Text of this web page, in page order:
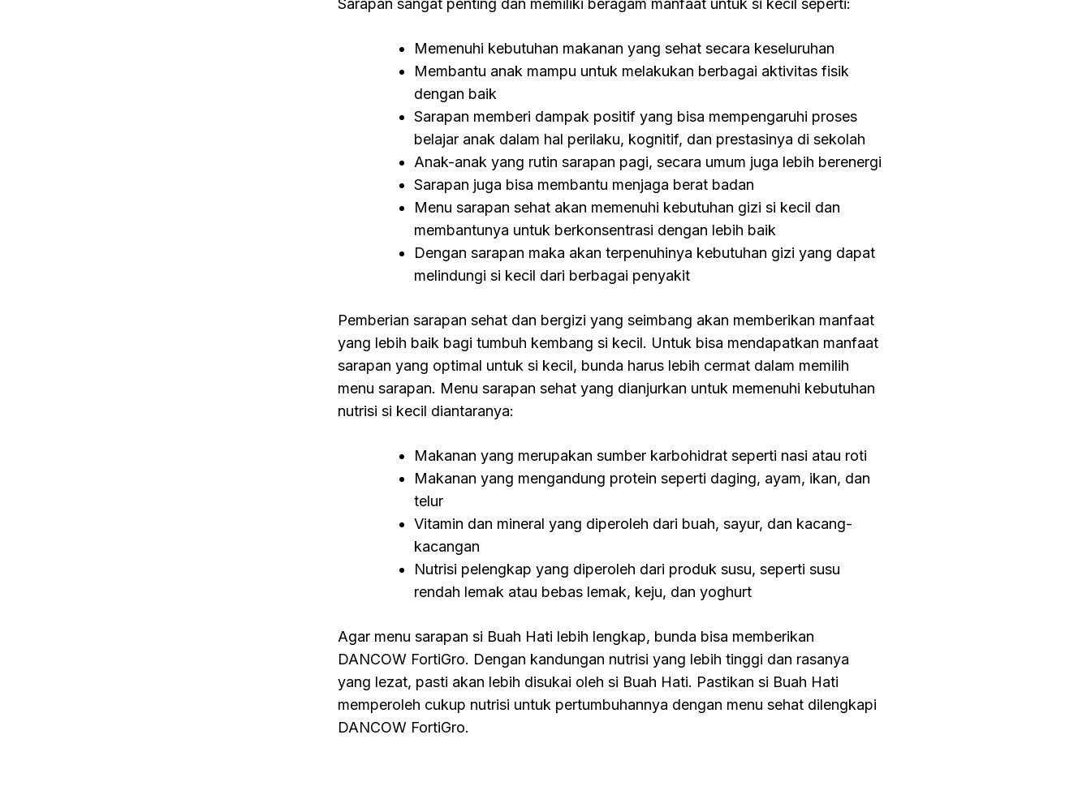
Sarapan sangat penting dan memiliki beragam manfaat untuk si kecil seperti:
Memenuhi kebutuhan makanan yang sehat secara keseluruhan
Membantu anak mampu untuk melakukan berbagai aktivitas fisik
dengan baik
Sarapan memberi dampak positif yang bisa mempengaruhi proses
belajar anak dalam hal perilaku, kognitif, dan prestasinya di sekolah
Anak-anak yang rutin sarapan pagi, secara umum juga lebih berenergi
Sarapan juga bisa membantu menjaga berat badan
Menu sarapan sehat akan memenuhi kebutuhan gizi si kecil dan
membantunya untuk berkonsentrasi dengan lebih baik
Dengan sarapan maka akan terpenuhinya kebutuhan gizi yang dapat
melindungi si kecil dari berbagai penyakit
Pemberian sarapan sehat dan bergizi yang seimbang akan memberikan manfaat
yang lebih baik bagi tumbuh kembang si kecil. Untuk bisa mendapatkan manfaat
sarapan yang optimal untuk si kecil, bunda harus lebih cermat dalam memilih
menu sarapan. Menu sarapan sehat yang dianjurkan untuk memenuhi kebutuhan
nutrisi si kecil diantaranya:
Makanan yang merupakan sumber karbohidrat seperti nasi atau roti
Makanan yang mengandung protein seperti daging, ayam, ikan, dan
telur
Vitamin dan mineral yang diperoleh dari buah, sayur, dan kacang-
kacangan
Nutrisi pelengkap yang diperoleh dari produk susu, seperti susu
rendah lemak atau bebas lemak, keju, dan yoghurt
Agar menu sarapan si Buah Hati lebih lengkap, bunda bisa memberikan
DANCOW FortiGro. Dengan kandungan nutrisi yang lebih tinggi dan rasanya
yang lezat, pasti akan lebih disukai oleh si Buah Hati. Pastikan si Buah Hati
memperoleh cukup nutrisi untuk pertumbuhannya dengan menu sehat dilengkapi
DANCOW FortiGro.